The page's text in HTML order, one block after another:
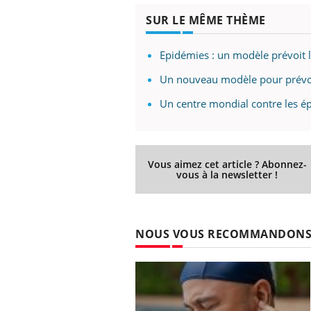
SUR LE MÊME THÈME
Epidémies : un modèle prévoit
Un nouveau modèle pour
Un centre mondial contre les
Vous aimez cet article ? Abonnez-
vous à la newsletter !
NOUS VOUS RECOMMANDONS
Diabète & Ramadan 2026
nombreuses personnes atteintes de